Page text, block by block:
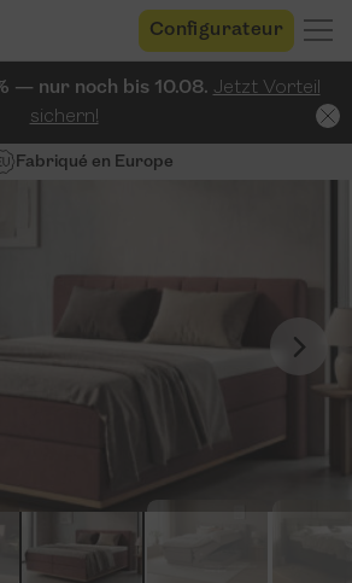
Configurateur
— nur noch bis 10.08. Jetzt Vorteil
sichern!
Fabriqué en Europe